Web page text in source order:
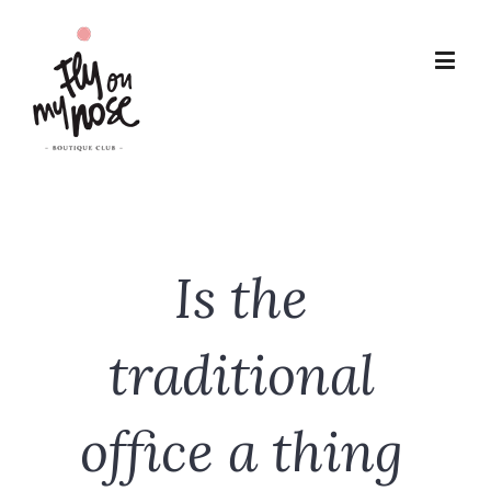
Is the
traditional
office a thing